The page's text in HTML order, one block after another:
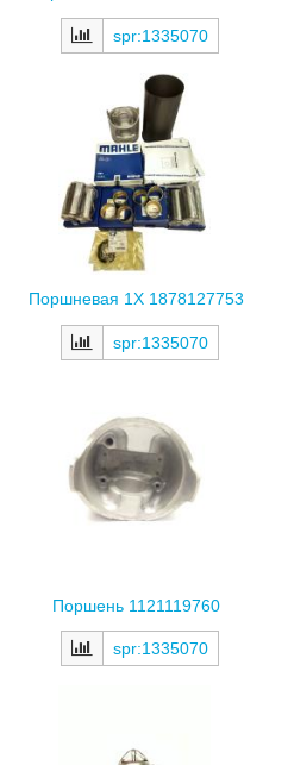
spr:1335070
Поршневая 1X 1878127753
spr:1335070
Поршень 1121119760
spr:1335070